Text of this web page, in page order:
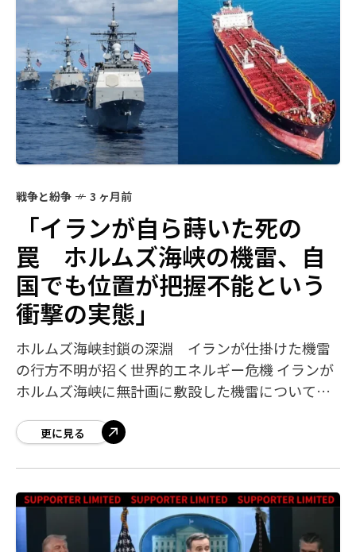
戦争と紛争 3 ヶ月前
「イランが自ら蒔いた死の
罠 ホルムズ海峡の機雷、自
国でも位置が把握不能という
衝撃の実態」
ホルムズ海峡封鎖の深淵 イランが仕掛けた機雷
の行方不明が招く世界的エネルギー危機 イランが
ホルムズ海峡に無計画に敷設した機雷について、
ことが、米国当局者の情報として明らかになり
更に見る